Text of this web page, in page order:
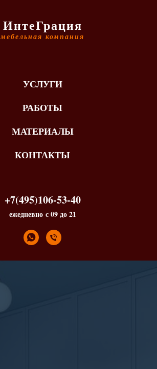
ИнтеГрация
мебельная компания
УСЛУГИ
РАБОТЫ
МАТЕРИАЛЫ
КОНТАКТЫ
+7(495)106-53-40
ежедневно с 09 до 21